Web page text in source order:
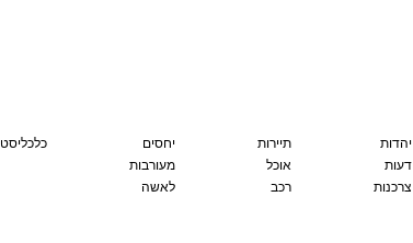
יהדות
דעות
צרכנות
תיירות
אוכל
רכב
יחסים
מעורבות
לאשה
כלכליסט